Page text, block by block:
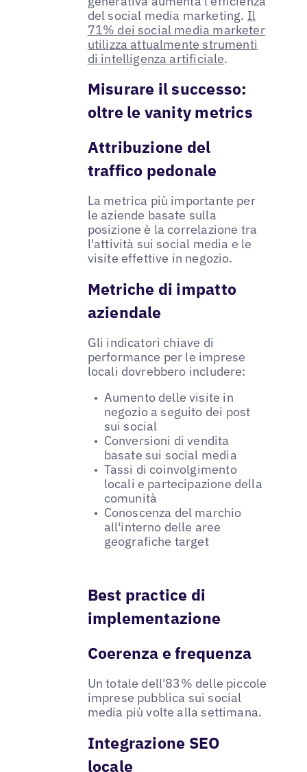
del social media marketing. Il
71% dei social media marketer
utilizza attualmente strumenti
di intelligenza artificiale.
Misurare il successo:
oltre le vanity metrics
Attribuzione del
traffico pedonale
La metrica più importante per
le aziende basate sulla
posizione è la correlazione tra
l'attività sui social media e le
visite effettive in negozio.
Metriche di impatto
aziendale
Gli indicatori chiave di
performance per le imprese
locali dovrebbero includere:
Aumento delle visite in
negozio a seguito dei post
sui social
Conversioni di vendita
basate sui social media
Tassi di coinvolgimento
locali e partecipazione della
comunità
Conoscenza del marchio
all'interno delle aree
geografiche target
Best practice di
implementazione
Coerenza e frequenza
Un totale dell'83% delle piccole
imprese pubblica sui social
media più volte alla settimana.
Integrazione SEO
locale